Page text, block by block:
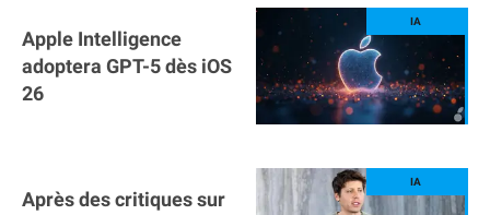
Apple Intelligence
adoptera GPT-5 dès iOS
26
Après des critiques sur